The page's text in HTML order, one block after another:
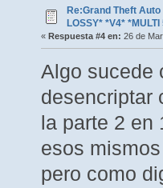
Re:Grand Theft
LOSSY* *V4*
« Respuesta #4 en: 26 de
Algo sucede
desencriptar
la parte 2
esos
pero como